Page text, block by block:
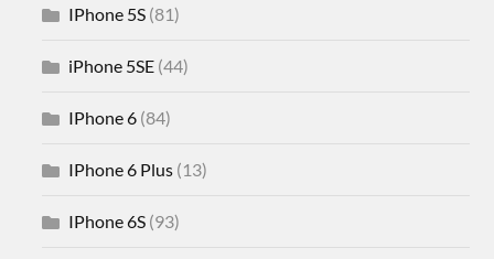
IPhone 5S (81)
iPhone 5SE (44)
IPhone 6 (84)
IPhone 6 Plus (13)
IPhone 6S (93)